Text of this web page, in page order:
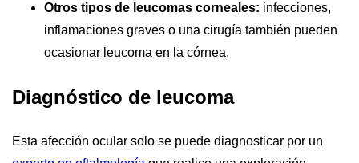
Otros tipos de leucomas corneales: infecciones,
inflamaciones graves o una cirugía también pueden
ocasionar leucoma en la córnea.
Diagnóstico de leucoma
Esta afección ocular solo se puede diagnosticar por un